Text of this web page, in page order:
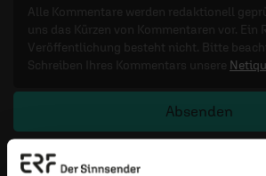
Alle Kommentare werden redaktionell
uns das Kürzen von Kommentaren vor. Ein
Veröffentlichung besteht nicht. Bitte
Schreiben Ihres Kommentars unsere
Absenden